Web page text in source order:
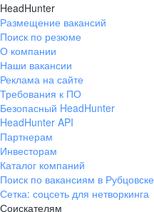
HeadHunter
Размещение вакансий
Поиск по резюме
О компании
Наши вакансии
Реклама на сайте
Требования к ПО
Безопасный HeadHunter
HeadHunter API
Партнерам
Инвесторам
Каталог компаний
Поиск по вакансиям в Рубцовске
Сетка: соцсеть для нетворкинга
Соискателям